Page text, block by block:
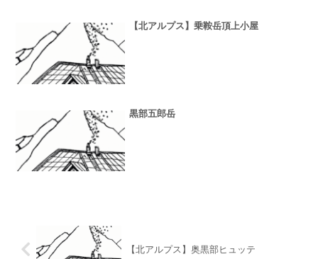
【北アルプス】乗鞍岳頂上小屋
黒部五郎岳
【北アルプス】奥黒部ヒュッテ